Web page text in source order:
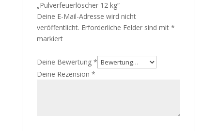
„Pulverfeuerlöscher 12 kg“
Deine E-Mail-Adresse wird nicht
veröffentlicht. Erforderliche Felder sind mit *
markiert
Deine Bewertung *
Deine Rezension *